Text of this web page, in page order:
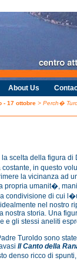
About Us
- 17 ottobre > Perch�
la scelta della figura
costante, in questo
la vicinanza ad
propria umanit�,
condivisione di cui
nel nostro
nostra storia. Una
e gli stessi aneliti
Turoldo sono
Il Canto della
denso ricco di